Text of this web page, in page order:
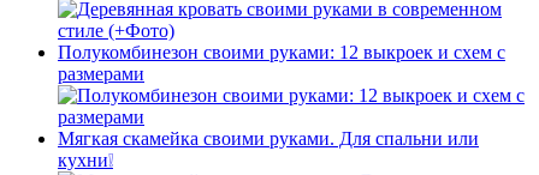
Полукомбинезон своими руками: 12 выкроек и схем с
размерами
Мягкая скамейка своими руками. Для спальни или
кухни❕